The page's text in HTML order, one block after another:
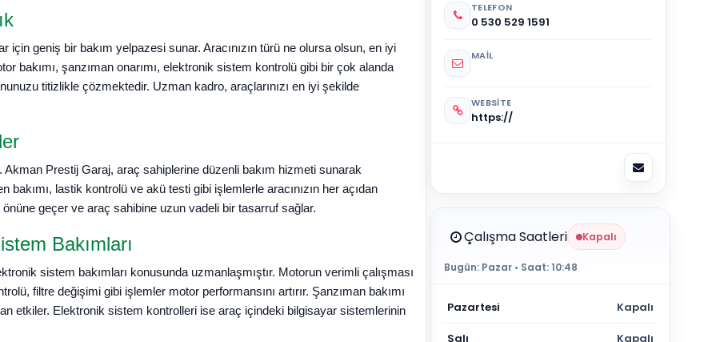
geniş bir bakım yelpazesi sunar. Aracınızın türü ne olursa olsun, en iyi
bakımı, şanzıman onarımı, elektronik sistem kontrolü gibi bir çok alanda
titizlikle çözmektedir. Uzman kadro, araçlarınızı en iyi şekilde
Prestij Garaj, araç sahiplerine düzenli bakım hizmeti sunarak
bakımı, lastik kontrolü ve akü testi gibi işlemlerle aracınızın her açıdan
önüne geçer ve araç sahibine uzun vadeli bir tasarruf sağlar.
Bakımları
sistem bakımları konusunda uzmanlaşmıştır. Motorun verimli çalışması
filtre değişimi gibi işlemler motor performansını artırır. Şanzıman bakımı
etkiler. Elektronik sistem kontrolleri ise araç içindeki bilgisayar sistemlerinin
TELEFON
0 530 529 1591
MAIL
WEBSITE
https://
Çalışma Saatleri Kapalı
Bugün: Pazar • Saat:10:48
Pazartesi Kapalı
Salı Kapalı